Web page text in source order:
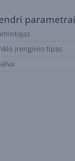
parametrai
įrenginio tipas